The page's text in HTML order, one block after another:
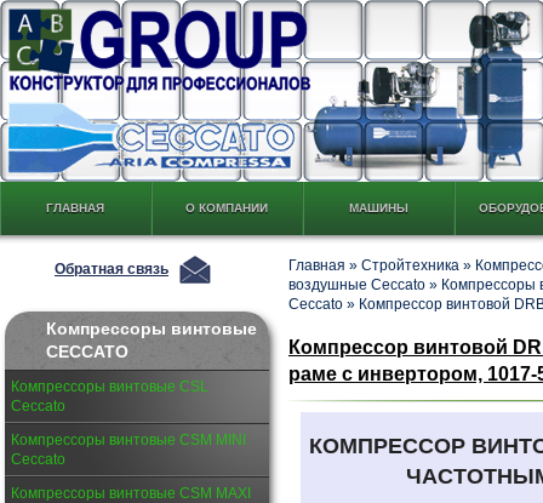
ГЛАВНАЯ О КОМПАНИИ МАШИНЫ
Обратная связь
Компрессоры винтовые
CECCATO
Компрессоры винтовые CSL
Ceccato
Компрессоры винтовые CSM MINI
Ceccato
Компрессоры винтовые CSM MAXI
Главная » Стройтехника »
воздушные Ceccato » Компрессоры
Ceccato » Компрессор винтовой
Компрессор винтовой
раме с инвертором, 1017-
КОМПРЕССОР